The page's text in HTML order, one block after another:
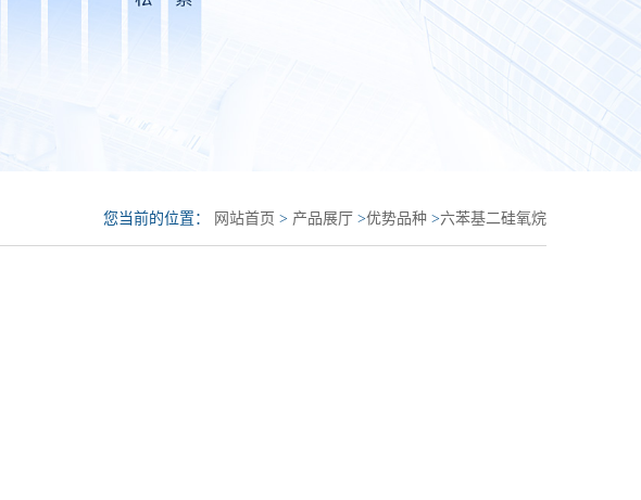
您当前的位置： 网站首页 > 产品展厅 >优势品种 >六苯基二硅氧烷